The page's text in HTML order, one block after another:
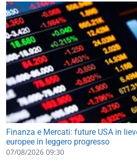
Finanza e Mercati: future USA in
europee in leggero progresso
07/08/2026 09:30